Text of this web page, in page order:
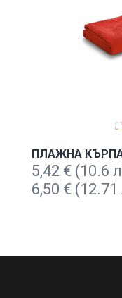
ПЛАЖНА
5,42 € (10.6
6,50 €